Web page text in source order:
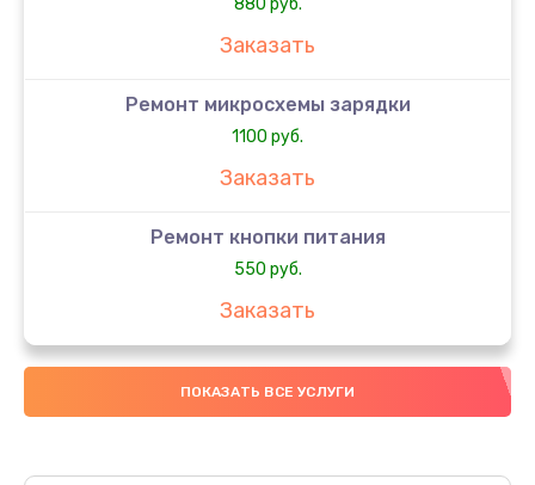
Заказать
Ремонт микросхемы зарядки
1100 руб.
Заказать
Ремонт кнопки питания
550 руб.
Заказать
Ремонт GPS модуля
880 руб.
ПОКАЗАТЬ ВСЕ УСЛУГИ